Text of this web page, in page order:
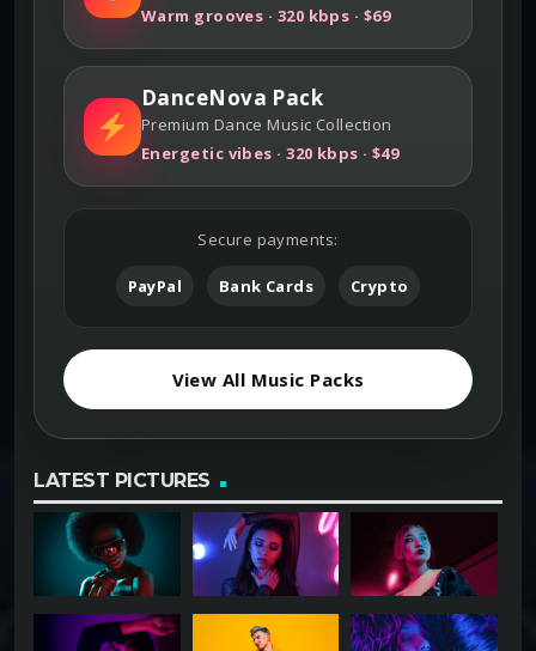
Warm grooves · 320 kbps · $69
DanceNova Pack
Premium Dance Music Collection
Energetic vibes · 320 kbps · $49
Secure payments:
PayPal Bank Cards Crypto
View All Music Packs
LATEST PICTURES